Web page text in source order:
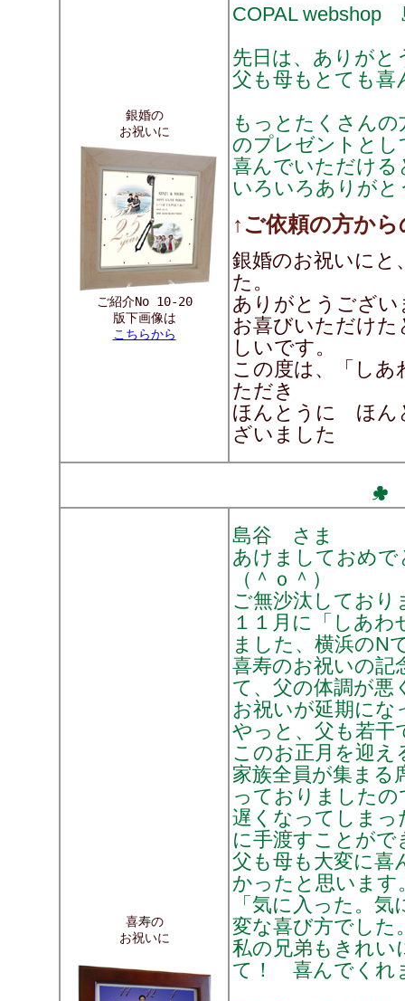
銀婚の
お祝いに
ご紹介No 10-20
版下画像は
こちらから
COPAL webshop
先日は、ありが
父も母もとても喜
もっとたくさん
のプレゼントとし
喜んでいただけ
いろいろありが
↑ご依頼の方か
銀婚のお祝いにと
た。
ありがとうござい
お喜びいただけた
しいです。
この度は、「しあ
ただき
ほんとうに ほん
ざいました
喜寿の
お祝いに
島谷 さま
あけましておめ
（＾ｏ＾）
ご無沙汰しており
１１月に「しあ
ました、横浜のN
喜寿のお祝いの記
て、父の体調が悪
お祝いが延期に
やっと、父も若干
このお正月を迎
家族全員が集まる
っておりましたの
遅くなってしまっ
に手渡すことがで
父も母も大変に喜
かったと思います
「気に入った。
変な喜び方でした
私の兄弟もきれい
て！ 喜んでくれ